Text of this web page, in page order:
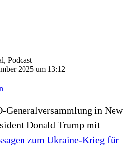
Podcast
2025 um 13:12
Generalversammlung in New
Donald Trump mit
zum Ukraine-Krieg für